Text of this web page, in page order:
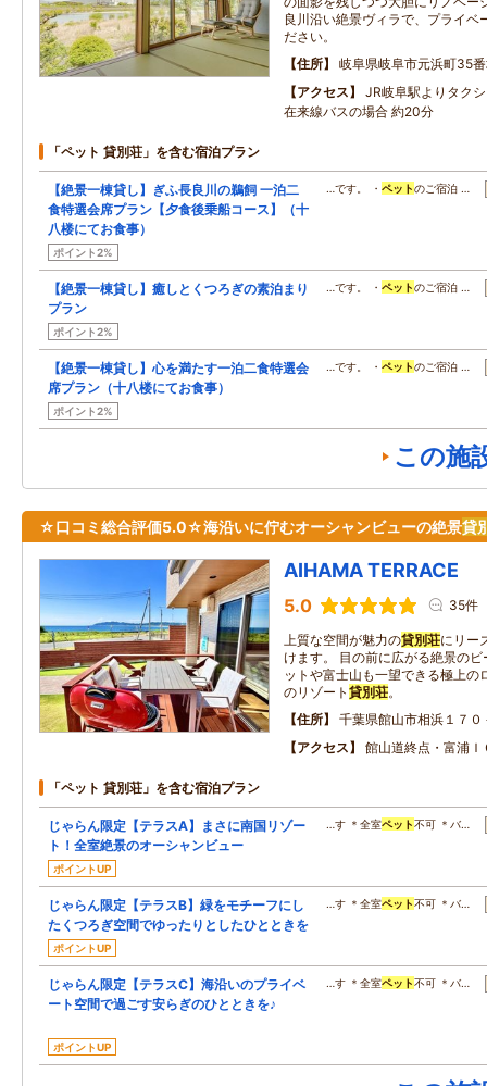
良川沿い絶景ヴィラで、プライベ
ださい。
住所
岐阜県岐阜市元浜町35
アクセス
JR岐阜駅よりタク
在来線バスの場合 約20分
「ペット 貸別荘」を含む宿泊プラン
【絶景一棟貸し】ぎふ長良川の鵜飼 一泊二
食特選会席プラン【夕食後乗船コース】（十
八楼にてお食事）
ポイント2%
…です。 ・ ペットのご宿泊 …
【絶景一棟貸し】癒しとくつろぎの素泊まり
プラン
ポイント2%
…です。 ・ ペットのご宿泊 …
【絶景一棟貸し】心を満たす一泊二食特選会
席プラン（十八楼にてお食事）
ポイント2%
…です。 ・ ペットのご宿泊 …
この施
☆口コミ総合評価5.0☆海沿いに佇むオーシャンビューの絶景貸
AIHAMA TERRACE
5.0 35件
上質な空間が魅力の貸別荘にリー
けます。 目の前に広がる絶景の
ットや富士山も一望できる極上の
のリゾート 貸別荘。
住所
千葉県館山市相浜１７０
アクセス
館山道終点・富浦
「ペット 貸別荘」を含む宿泊プラン
じゃらん限定【テラスA】まさに南国リゾー
ト！全室絶景のオーシャンビュー
ポイントUP
…す ＊全室ペット不可 ＊バ…
じゃらん限定【テラスB】緑をモチーフにし
たくつろぎ空間でゆったりとしたひとときを
ポイントUP
…す ＊全室ペット不可 ＊バ…
じゃらん限定【テラスC】海沿いのプライベ
ート空間で過ごす安らぎのひとときを♪
ポイントUP
…す ＊全室ペット不可 ＊バ…